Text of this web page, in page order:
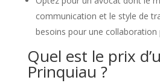
communication et le style de
besoins pour une collaboration
Quel est le prix
Prinquiau ?